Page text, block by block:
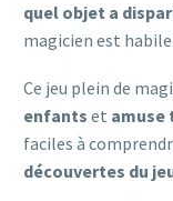
quel objet a
magicien est habile
Ce jeu plein de
enfants et
faciles à
découvertes du